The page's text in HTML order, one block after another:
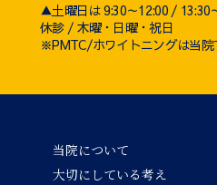
▲土曜日は 9:30～12:00 / 13:30
休診 / 木曜・日曜・祝日
※PMTC/ホワイトニングは当院
当院について
大切にしている考え